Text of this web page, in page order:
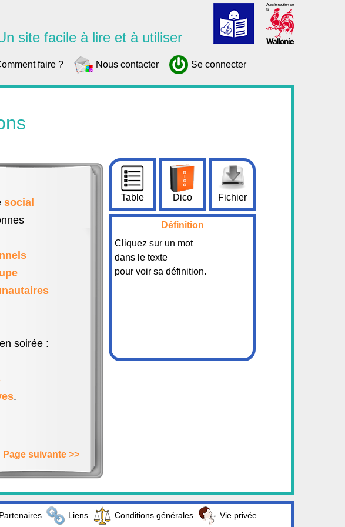
site facile à lire et à utiliser
faire ? Nous contacter Se connecter
social
soirée :
.
Page suivante >>
Table Dico Fichier
Définition
Cliquez sur un mot
dans le texte
pour voir sa définition.
Partenaires Liens Conditions générales Vie privée